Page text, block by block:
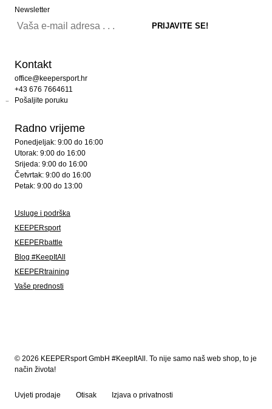
Newsletter
Kontakt
office@keepersport.hr
+43 676 7664611
Pošaljite poruku
Radno vrijeme
Ponedjeljak: 9:00 do 16:00
Utorak: 9:00 do 16:00
Srijeda: 9:00 do 16:00
Četvrtak: 9:00 do 16:00
Petak: 9:00 do 13:00
Usluge i podrška
KEEPERsport
KEEPERbattle
Blog #KeepItAll
KEEPERtraining
Vaše prednosti
© 2026 KEEPERsport GmbH #KeepItAll. To nije samo naš web shop, to je
način života!
Uvjeti prodaje Otisak Izjava o privatnosti